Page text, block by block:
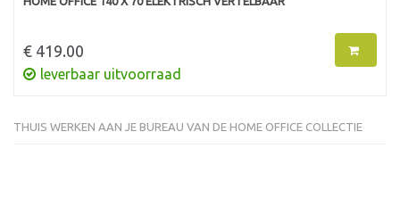
€ 419.00
leverbaar uitvoorraad
THUIS WERKEN AAN JE BUREAU VAN DE HOME OFFICE COLLECTIE